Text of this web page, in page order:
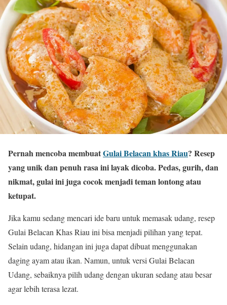
Pernah mencoba membuatGulai Belacan khas Riau? Resep
yang unik dan penuh rasa ini layak dicoba. Pedas, gurih, dan
nikmat, gulai ini juga cocok menjadi teman lontong atau
ketupat.
Jika kamu sedang mencari ide baru untuk memasak udang, resep
Gulai Belacan Khas Riau ini bisa menjadi pilihan yang tepat.
Selain udang, hidangan ini juga dapat dibuat menggunakan
daging ayam atau ikan. Namun, untuk versi Gulai Belacan
Udang, sebaiknya pilih udang dengan ukuran sedang atau besar
agar lebih terasa lezat.